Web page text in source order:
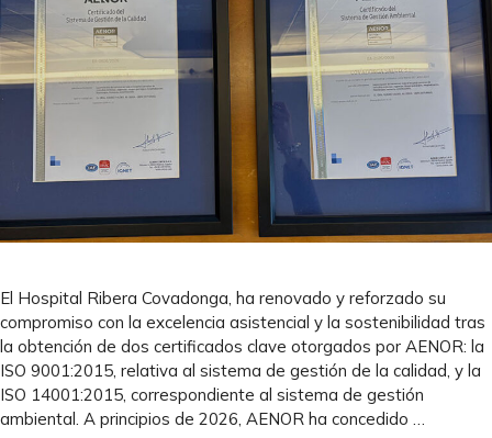
El Hospital Ribera Covadonga, ha renovado y reforzado su
compromiso con la excelencia asistencial y la sostenibilidad tras
la obtención de dos certificados clave otorgados por AENOR: la
ISO 9001:2015, relativa al sistema de gestión de la calidad, y la
ISO 14001:2015, correspondiente al sistema de gestión
ambiental. A principios de 2026, AENOR ha concedido …